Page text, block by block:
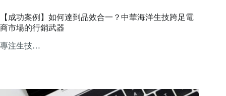
【成功案例】如何達到品效合一？中華海洋生技跨足電
商市場的行銷武器
專注生技…